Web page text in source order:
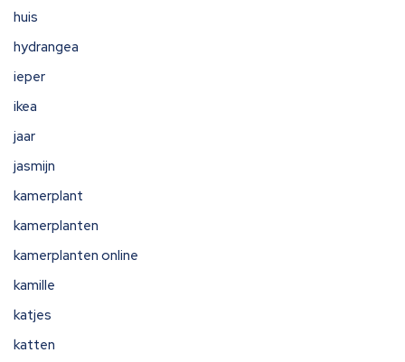
huis
hydrangea
ieper
ikea
jaar
jasmijn
kamerplant
kamerplanten
kamerplanten online
kamille
katjes
katten